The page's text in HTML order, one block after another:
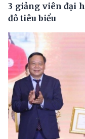
3 giảng viên đại
đô tiêu biểu